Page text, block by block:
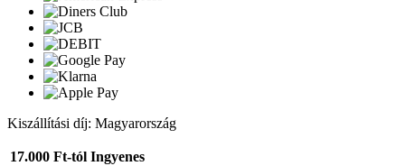
Kiszállítási díj: Magyarország
17.000 Ft-tól Ingyenes